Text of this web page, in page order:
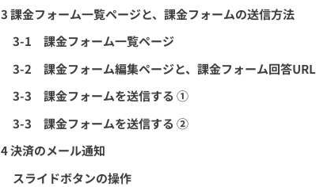
3 課金フォーム一覧ページと、課金フォームの送信方法
3-1 課金フォーム一覧ページ
3-2 課金フォーム編集ページと、課金フォーム回答URL
3-3 課金フォームを送信する ①
3-3 課金フォームを送信する ②
4 決済のメール通知
スライドボタンの操作